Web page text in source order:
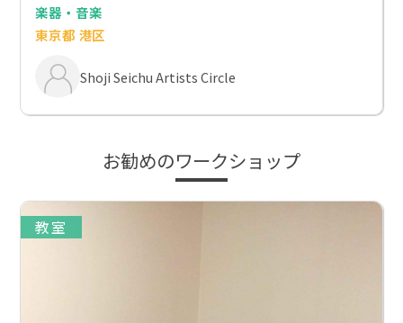
楽器・音楽
東京都 港区
Shoji Seichu Artists Circle
お勧めのワークショップ
教室